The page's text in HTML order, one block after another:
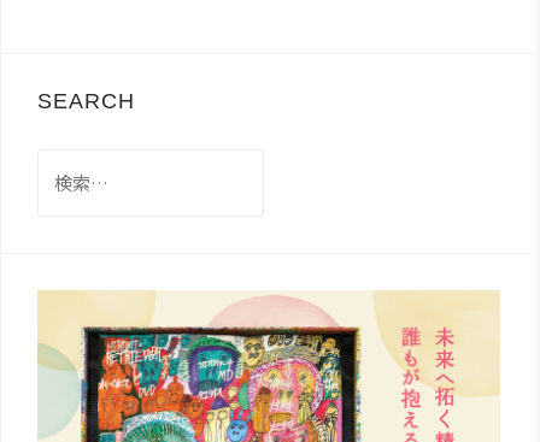
SEARCH
索: